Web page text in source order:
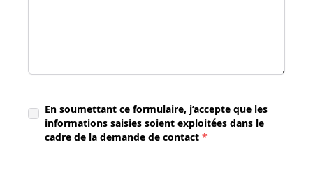
En soumettant ce formulaire, j’accepte que les
informations saisies soient exploitées dans le
cadre de la demande de contact *